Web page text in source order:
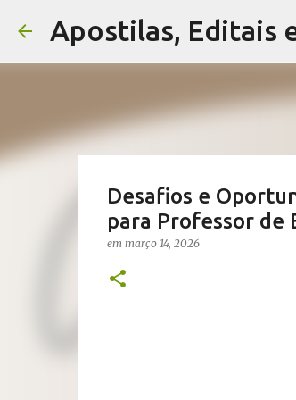
Apostilas, Editais
Desafios e
para Professor de
em março 14, 2026